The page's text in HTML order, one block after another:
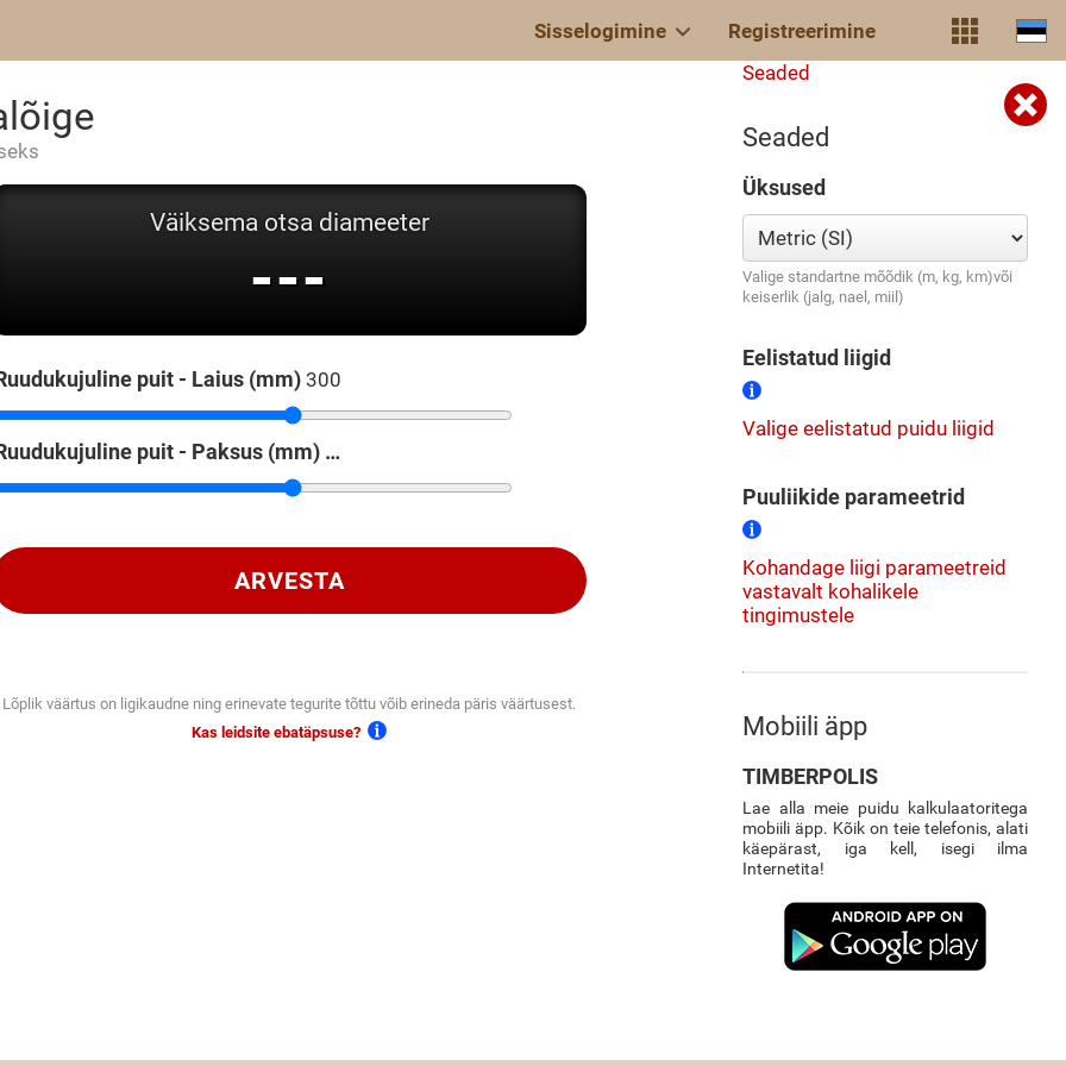
Sisselogimine Registreerimine
Väiksema otsa diameeter
---
puit - Laius (mm)
Ruudukujuline puit - Paksus (mm)
ARVESTA
Lõplik väärtus on ligikaudne ning erinevate tegurite tõttu võib erineda päris väärtusest.
Kas leidsite ebatäpsuse?
Seaded
Seaded
Üksused
Valige standartne mõõdik (m, kg, km)või
keiserlik (jalg, nael, miil)
Eelistatud liigid
Valige eelistatud puidu liigid
Puuliikide parameetrid
Kohandage liigi parameetreid
vastavalt kohalikele
tingimustele
Mobiili äpp
TIMBERPOLIS
Lae alla meie puidu kalkulaatoritega
mobiili äpp. Kõik on teie telefonis, alati
käepärast, iga kell, isegi ilma
Internetita!